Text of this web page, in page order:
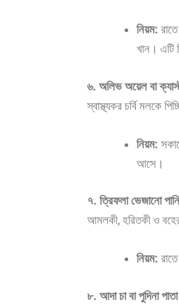
নিয়ম:
খান। এটি
৬. অলিভ অয়েল বা
স্বাস্থ্যকর চর্বি মলকে
নিয়ম:
আসে।
৭. ত্রিফলা ভেজানো পানি
আমলকী, হরিতকী ও
নিয়ম:
৮. আদা চা বা পুদিনা পাতা